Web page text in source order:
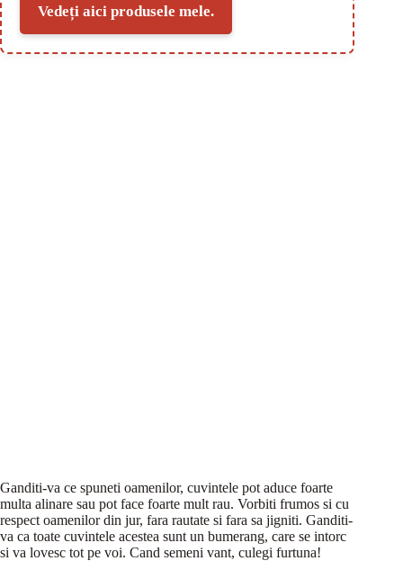
Vedeți aici produsele mele.
Ganditi-va ce spuneti oamenilor, cuvintele pot aduce foarte
multa alinare sau pot face foarte mult rau. Vorbiti frumos si cu
respect oamenilor din jur, fara rautate si fara sa jigniti. Ganditi-
va ca toate cuvintele acestea sunt un bumerang, care se intorc
si va lovesc tot pe voi. Cand semeni vant, culegi furtuna!